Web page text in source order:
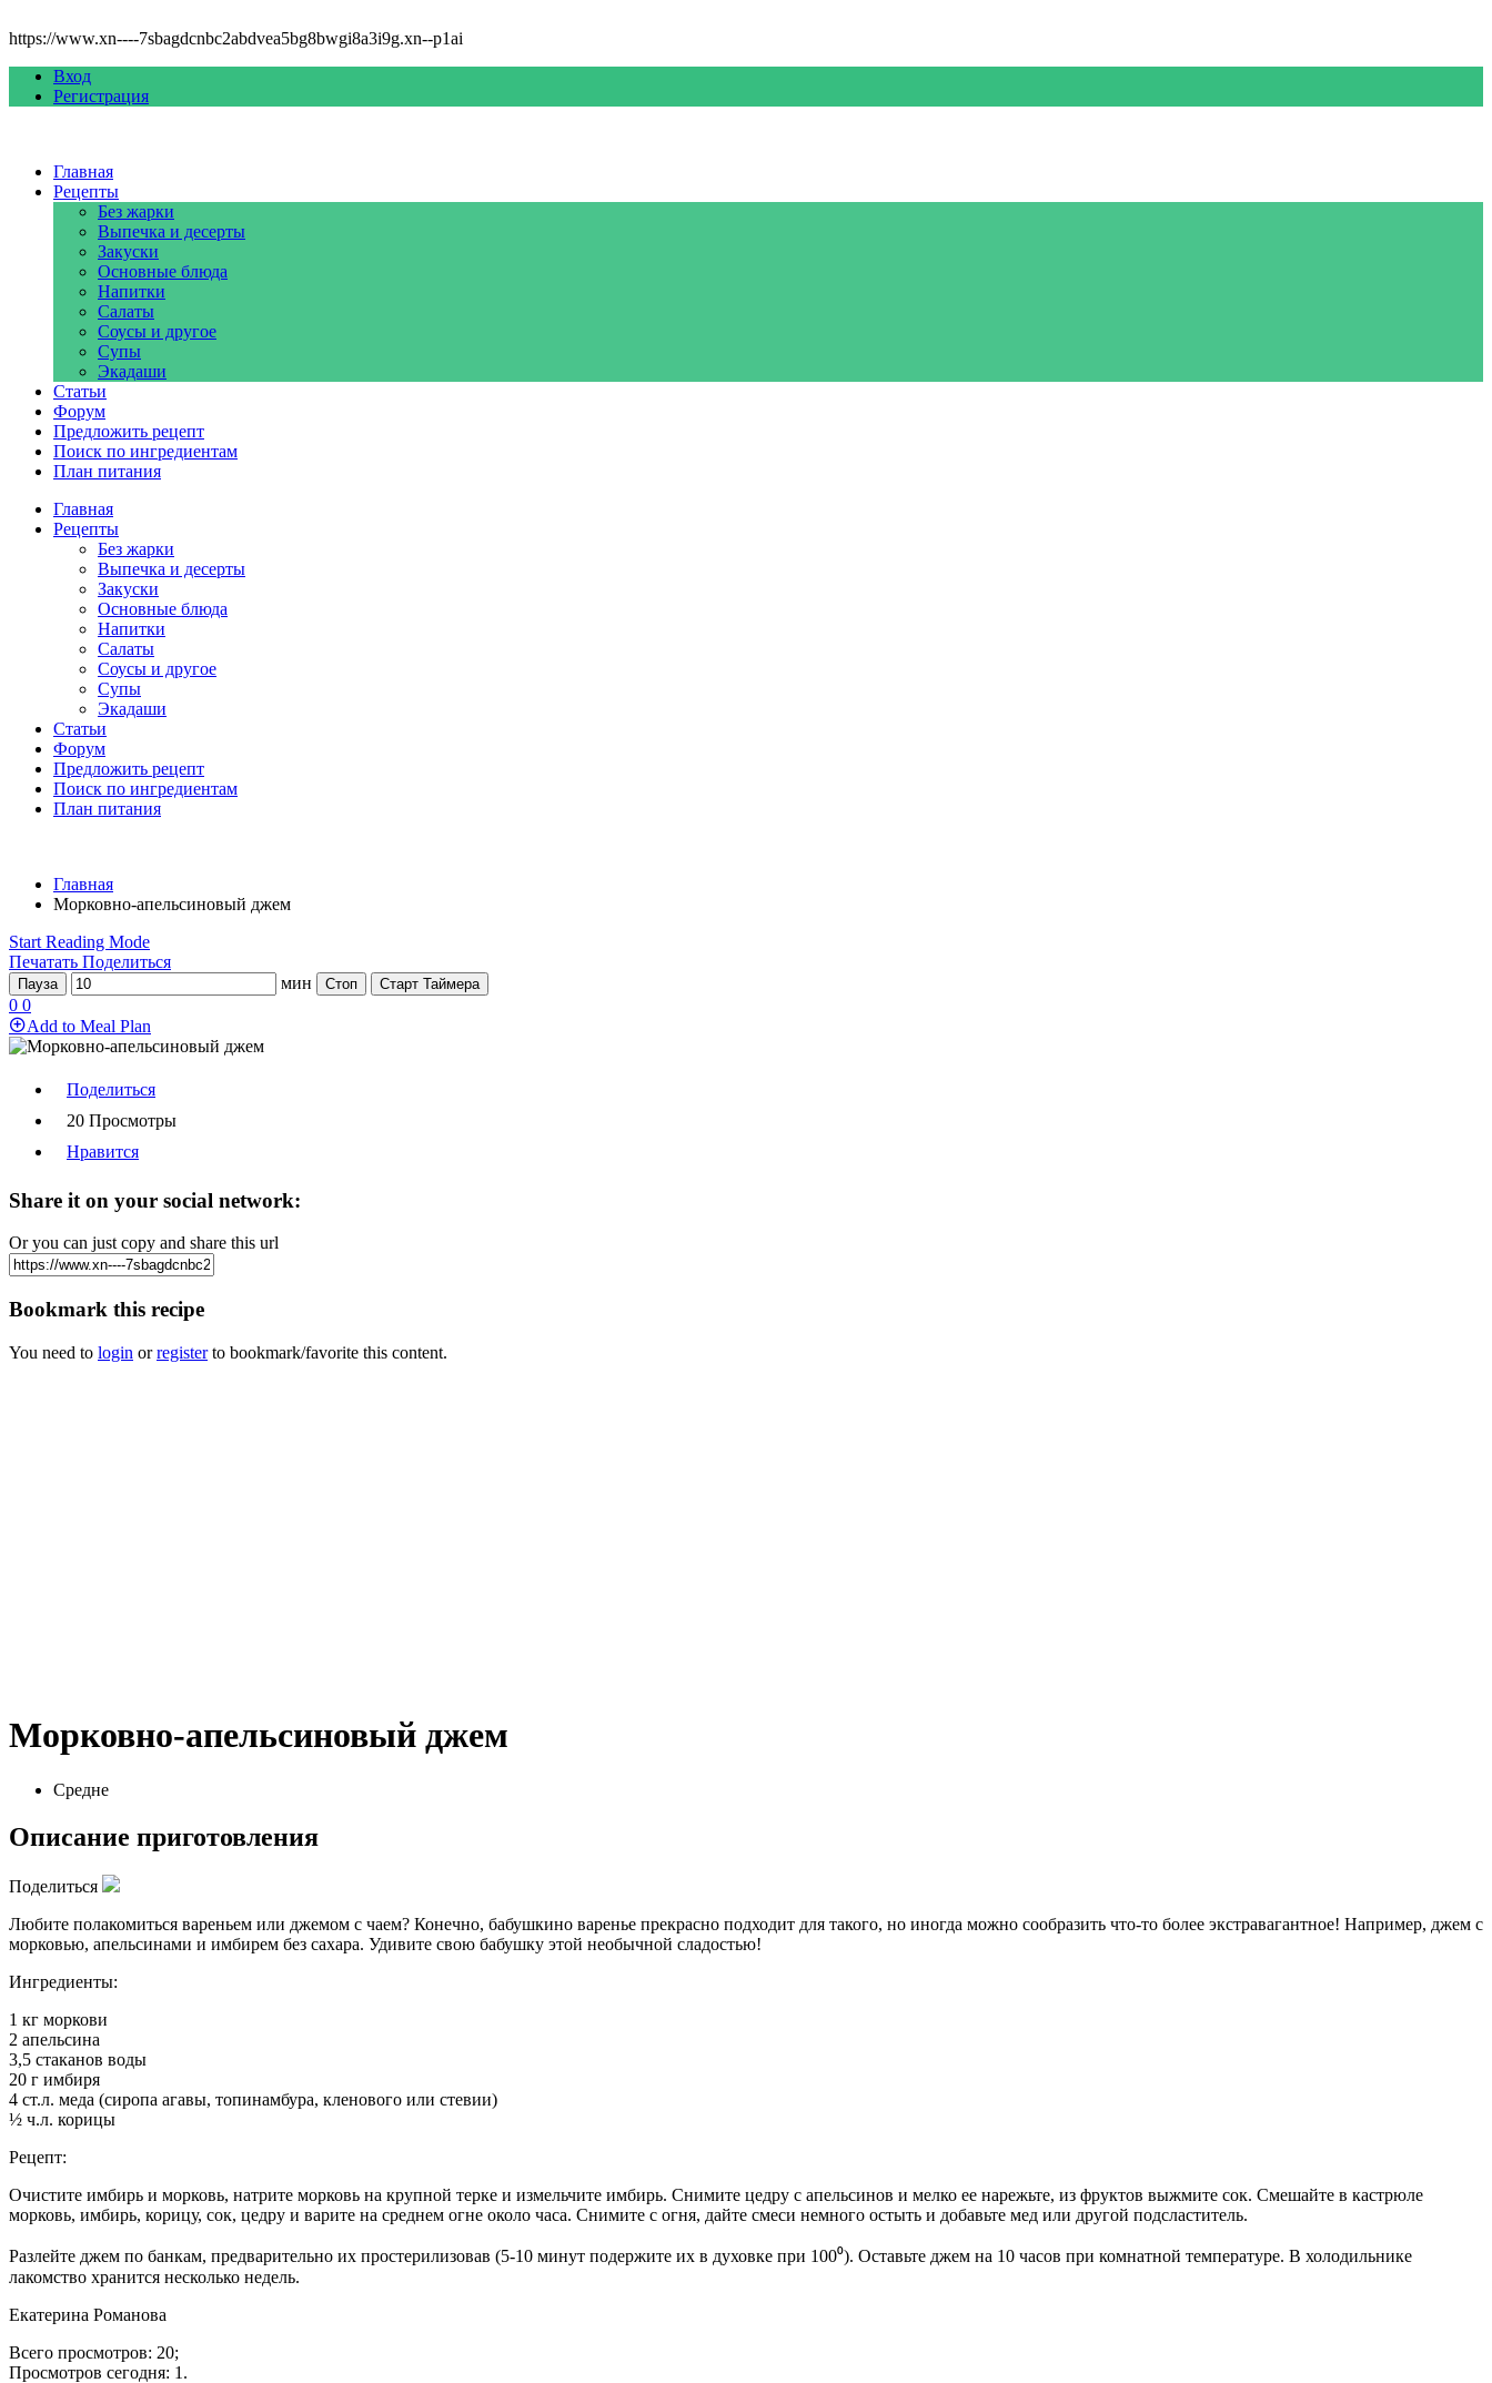
https://www.xn----7sbagdcnbc2abdvea5bg8bwgi8a3i9g.xn--p1ai
Вход
Регистрация
Главная
Рецепты
Без жарки
Выпечка и десерты
Закуски
Основные блюда
Напитки
Салаты
Соусы и другое
Супы
Экадаши
Статьи
Форум
Предложить рецепт
Поиск по ингредиентам
План питания
Главная
Рецепты
Без жарки
Выпечка и десерты
Закуски
Основные блюда
Напитки
Салаты
Соусы и другое
Супы
Экадаши
Статьи
Форум
Предложить рецепт
Поиск по ингредиентам
План питания
Главная
Морковно-апельсиновый джем
Start Reading Mode
Печатать Поделиться
Пауза мин Стоп Старт Таймера
0 0
Add to Meal Plan
Поделиться
20 Просмотры
Нравится
Share it on your social network:
Or you can just copy and share this url
Bookmark this recipe
You need to login orregisterto bookmark/favorite this content.
Морковно-апельсиновый джем
Средне
Описание приготовления
Поделиться
Любите полакомиться вареньем или джемом с чаем? Конечно, бабушкино варенье прекрасно подходит для такого, но иногда можно сообразить что-то более экстравагантное! Например, джем с
морковью, апельсинами и имбирем без сахара. Удивите свою бабушку этой необычной сладостью!
Ингредиенты:
1 кг моркови
2 апельсина
3,5 стаканов воды
20 г имбиря
4 ст.л. меда (сиропа агавы, топинамбура, кленового или стевии)
½ ч.л. корицы
Рецепт:
Очистите имбирь и морковь, натрите морковь на крупной терке и измельчите имбирь. Снимите цедру с апельсинов и мелко ее нарежьте, из фруктов выжмите сок. Смешайте в кастрюле
морковь, имбирь, корицу, сок, цедру и варите на среднем огне около часа. Снимите с огня, дайте смеси немного остыть и добавьте мед или другой подсластитель.
Разлейте джем по банкам, предварительно их простерилизовав (5-10 минут подержите их в духовке при 100⁰). Оставьте джем на 10 часов при комнатной температуре. В холодильнике
лакомство хранится несколько недель.
Екатерина Романова
Всего просмотров: 20;
Просмотров сегодня: 1.